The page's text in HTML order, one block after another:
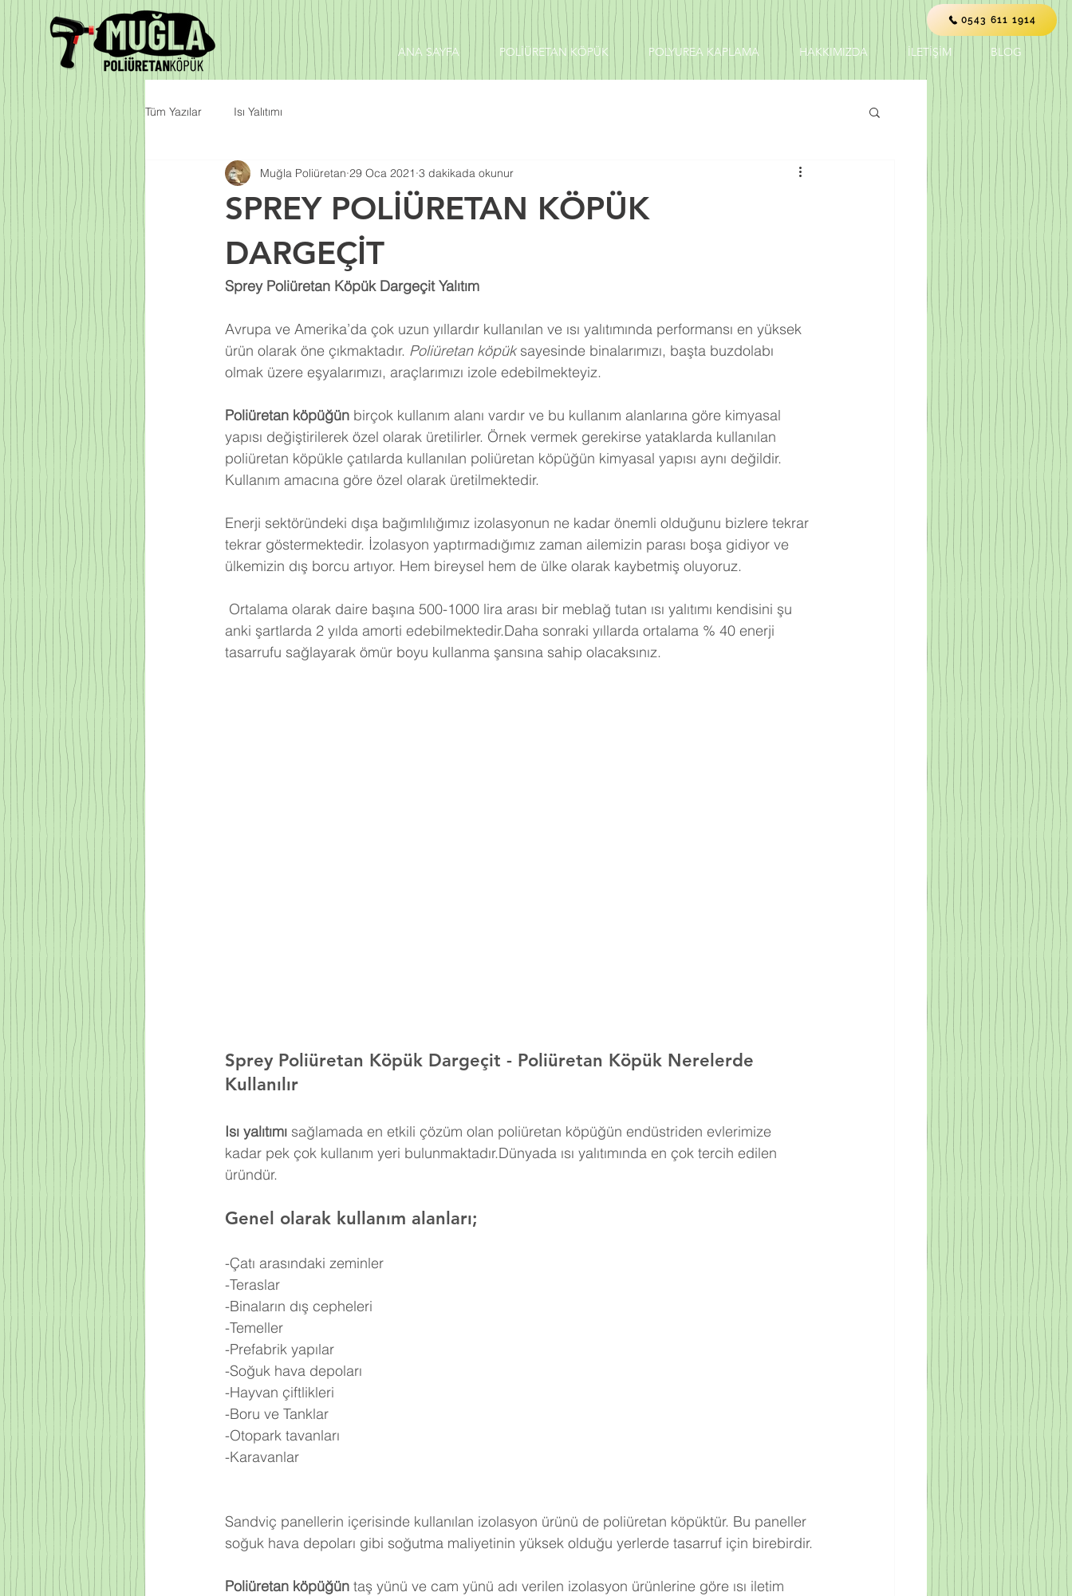
ANA SAYFA POLİÜRETAN KÖPÜK POLYUREA KAPLAMA HAKKIMIZDA İLETİŞİM BLOG
0543 611 1914
Tüm Yazılar Isı Yalıtımı
SPREY POLİÜRETAN KÖPÜK
DARGEÇİT
Muğla Poliüretan 29 Oca 2021 3 dakikada okunur
Sprey Poliüretan Köpük Dargeçit Yalıtım
Avrupa ve Amerika’da çok uzun yıllardır kullanılan ve ısı yalıtımında performansı en yüksek
ürün olarak öne çıkmaktadır. Poliüretan köpük sayesinde binalarımızı, başta buzdolabı
olmak üzere eşyalarımızı, araçlarımızı izole edebilmekteyiz.
Poliüretan köpüğün birçok kullanım alanı vardır ve bu kullanım alanlarına göre kimyasal
yapısı değiştirilerek özel olarak üretilirler. Örnek vermek gerekirse yataklarda kullanılan
poliüretan köpükle çatılarda kullanılan poliüretan köpüğün kimyasal yapısı aynı değildir.
Kullanım amacına göre özel olarak üretilmektedir.
Enerji sektöründeki dışa bağımlılığımız izolasyonun ne kadar önemli olduğunu bizlere tekrar
tekrar göstermektedir. İzolasyon yaptırmadığımız zaman ailemizin parası boşa gidiyor ve
ülkemizin dış borcu artıyor. Hem bireysel hem de ülke olarak kaybetmiş oluyoruz.
Ortalama olarak daire başına 500-1000 lira arası bir meblağ tutan ısı yalıtımı kendisini şu
anki şartlarda 2 yılda amorti edebilmektedir.Daha sonraki yıllarda ortalama % 40 enerji
tasarrufu sağlayarak ömür boyu kullanma şansına sahip olacaksınız.
Sprey Poliüretan Köpük Dargeçit - Poliüretan Köpük Nerelerde
Kullanılır
Isı yalıtımı sağlamada en etkili çözüm olan poliüretan köpüğün endüstriden evlerimize
kadar pek çok kullanım yeri bulunmaktadır.Dünyada ısı yalıtımında en çok tercih edilen
üründür.
Genel olarak kullanım alanları;
-Çatı arasındaki zeminler
-Teraslar
-Binaların dış cepheleri
-Temeller
-Prefabrik yapılar
-Soğuk hava depoları
-Hayvan çiftlikleri
-Boru ve Tanklar
-Otopark tavanları
-Karavanlar
Sandviç panellerin içerisinde kullanılan izolasyon ürünü de poliüretan köpüktür. Bu paneller
soğuk hava depoları gibi soğutma maliyetinin yüksek olduğu yerlerde tasarruf için birebirdir.
Poliüretan köpüğün taş yünü ve cam yünü adı verilen izolasyon ürünlerine göre ısı iletim